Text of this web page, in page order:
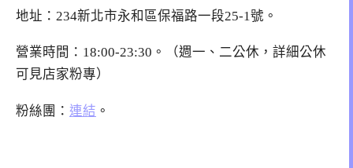
地址：234新北市永和區保福路一段25-1號。
營業時間：18:00-23:30。（週一、二公休，詳細公休
可見店家粉專）
粉絲團： 連結 。